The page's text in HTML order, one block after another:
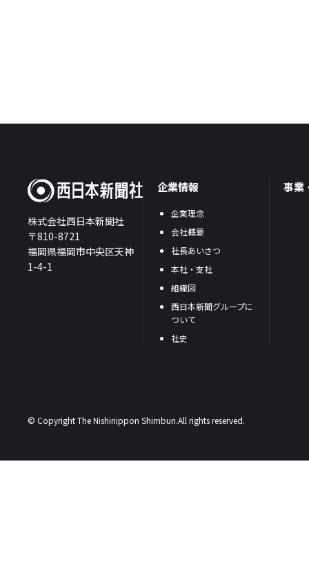
株式会社西日本新聞社
〒810-8721
福岡県福岡市中央区天神
1-4-1
企業情報
企業理念
会社概要
社長あいさつ
本社・支社
組織図
西日本新聞グループに
ついて
社史
事業
© Copyright The Nishinippon Shimbun.All rights reserved.